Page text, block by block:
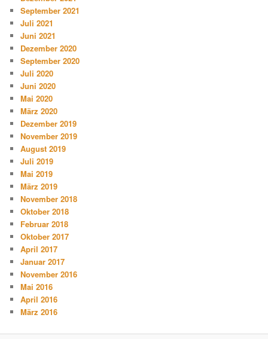
September 2021
Juli 2021
Juni 2021
Dezember 2020
September 2020
Juli 2020
Juni 2020
Mai 2020
März 2020
Dezember 2019
November 2019
August 2019
Juli 2019
Mai 2019
März 2019
November 2018
Oktober 2018
Februar 2018
Oktober 2017
April 2017
Januar 2017
November 2016
Mai 2016
April 2016
März 2016